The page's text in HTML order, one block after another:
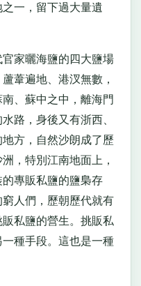
之一，留下過大量遺
家曬海鹽的四大鹽場
葦遍地、港汊無數，
、蘇中之中，離海門
路，身後又有浙西、
方，自然沙朗成了歷
，特別江南地面上，
專販私鹽的鹽梟存
人們，歷朝歷代就有
私鹽的營生。挑販私
種手段。這也是一種